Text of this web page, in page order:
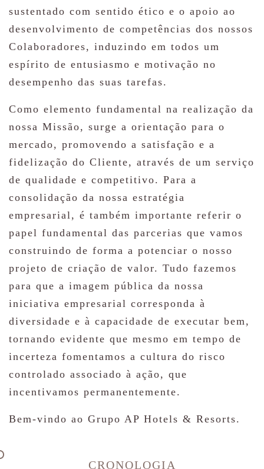
sustentado com sentido ético e o apoio ao
desenvolvimento de competências dos nossos
Colaboradores, induzindo em todos um
espírito de entusiasmo e motivação no
desempenho das suas tarefas.
Como elemento fundamental na realização da
nossa Missão, surge a orientação para o
mercado, promovendo a satisfação e a
fidelização do Cliente, através de um serviço
de qualidade e competitivo. Para a
consolidação da nossa estratégia
empresarial, é também importante referir o
papel fundamental das parcerias que vamos
construindo de forma a potenciar o nosso
projeto de criação de valor. Tudo fazemos
para que a imagem pública da nossa
iniciativa empresarial corresponda à
diversidade e à capacidade de executar bem,
tornando evidente que mesmo em tempo de
incerteza fomentamos a cultura do risco
controlado associado à ação, que
incentivamos permanentemente.
Bem-vindo ao Grupo AP Hotels & Resorts.
CRONOLOGIA